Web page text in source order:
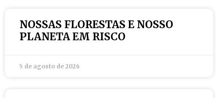
NOSSAS FLORESTAS E NOSSO
PLANETA EM RISCO
5 de agosto de 2026